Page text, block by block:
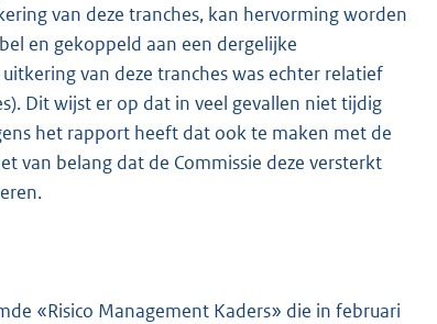
van deze tranches, kan hervorming worden
en gekoppeld aan een dergelijke
van deze tranches was echter relatief
Dit wijst er op dat in veel gevallen niet tijdig
het rapport heeft dat ook te maken met de
van belang dat de Commissie deze versterkt
«Risico Management Kaders» die in februari